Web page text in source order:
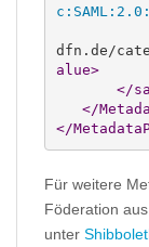
dfn.de/
alue>
</
</
</
Für weitere
Föderation
unter